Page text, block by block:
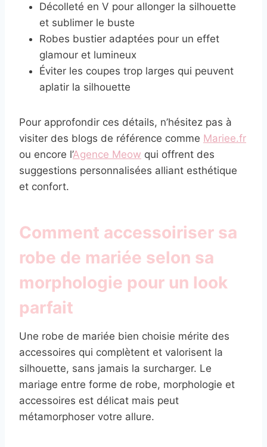
Décolleté en V pour allonger la silhouette
et sublimer le buste
Robes bustier adaptées pour un effet
glamour et lumineux
Éviter les coupes trop larges qui peuvent
aplatir la silhouette
Pour approfondir ces détails, n’hésitez pas à
visiter des blogs de référence comme Mariee.fr
ou encore l’Agence Meow qui offrent des
suggestions personnalisées alliant esthétique
et confort.
Comment accessoiriser sa
robe de mariée selon sa
morphologie pour un look
parfait
Une robe de mariée bien choisie mérite des
accessoires qui complètent et valorisent la
silhouette, sans jamais la surcharger. Le
mariage entre forme de robe, morphologie et
accessoires est délicat mais peut
métamorphoser votre allure.